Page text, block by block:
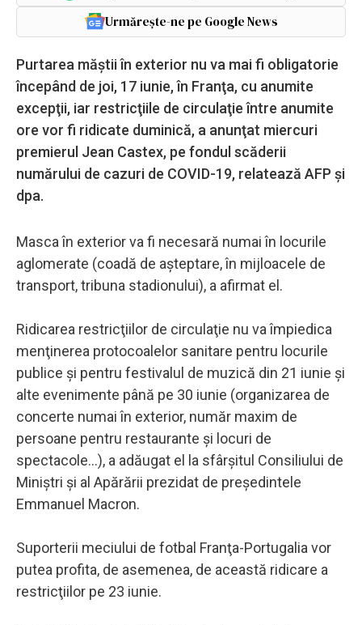
Urmărește-ne pe Google News
Purtarea măştii în exterior nu va mai fi obligatorie
începând de joi, 17 iunie, în Franţa, cu anumite
excepţii, iar restricţiile de circulaţie între anumite
ore vor fi ridicate duminică, a anunţat miercuri
premierul Jean Castex, pe fondul scăderii
numărului de cazuri de COVID-19, relatează AFP şi
dpa.
Masca în exterior va fi necesară numai în locurile
aglomerate (coadă de aşteptare, în mijloacele de
transport, tribuna stadionului), a afirmat el.
Ridicarea restricţiilor de circulaţie nu va împiedica
menţinerea protocoalelor sanitare pentru locurile
publice şi pentru festivalul de muzică din 21 iunie şi
alte evenimente până pe 30 iunie (organizarea de
concerte numai în exterior, număr maxim de
persoane pentru restaurante şi locuri de
spectacole...), a adăugat el la sfârşitul Consiliului de
Miniştri şi al Apărării prezidat de preşedintele
Emmanuel Macron.
Suporterii meciului de fotbal Franţa-Portugalia vor
putea profita, de asemenea, de această ridicare a
restricţiilor pe 23 iunie.